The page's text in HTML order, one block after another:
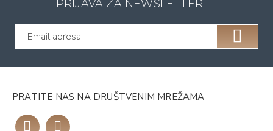
PRIJAVA ZA NEWSLETTER:
PRATITE NAS NA DRUŠTVENIM MREŽAMA